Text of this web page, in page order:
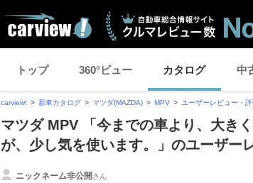
トップ 360°ビュー カタログ 中
carview! 新車カタログ マツダ(MAZDA) MPV ユーザーレビュー・
マツダ MPV 「今までの車より、大き
が、少し気を使います。」のユーザー
ニックネーム非公開さん